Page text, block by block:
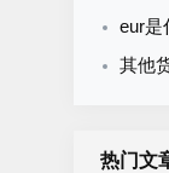
eur是
其他
热门文